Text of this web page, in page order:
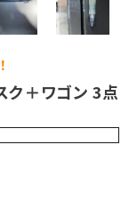
ク＋ワゴン 3点